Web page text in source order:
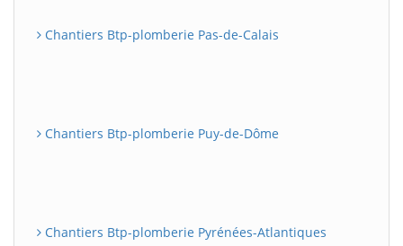
Chantiers Btp-plomberie Pas-de-Calais
Chantiers Btp-plomberie Puy-de-Dôme
Chantiers Btp-plomberie Pyrénées-Atlantiques